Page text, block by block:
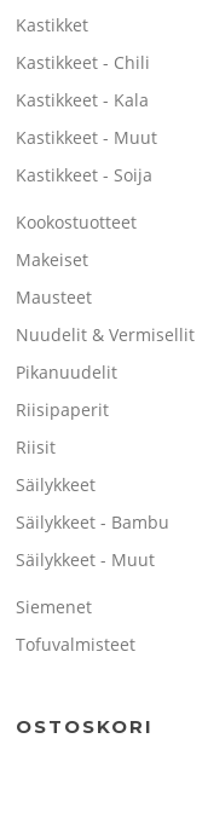
Kastikket
Kastikkeet - Chili
Kastikkeet - Kala
Kastikkeet - Muut
Kastikkeet - Soija
Kookostuotteet
Makeiset
Mausteet
Nuudelit & Vermisellit
Pikanuudelit
Riisipaperit
Riisit
Säilykkeet
Säilykkeet - Bambu
Säilykkeet - Muut
Siemenet
Tofuvalmisteet
OSTOSKORI